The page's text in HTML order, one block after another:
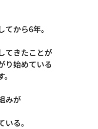
てから6年。
てきたことが
り始めている
みが
る。